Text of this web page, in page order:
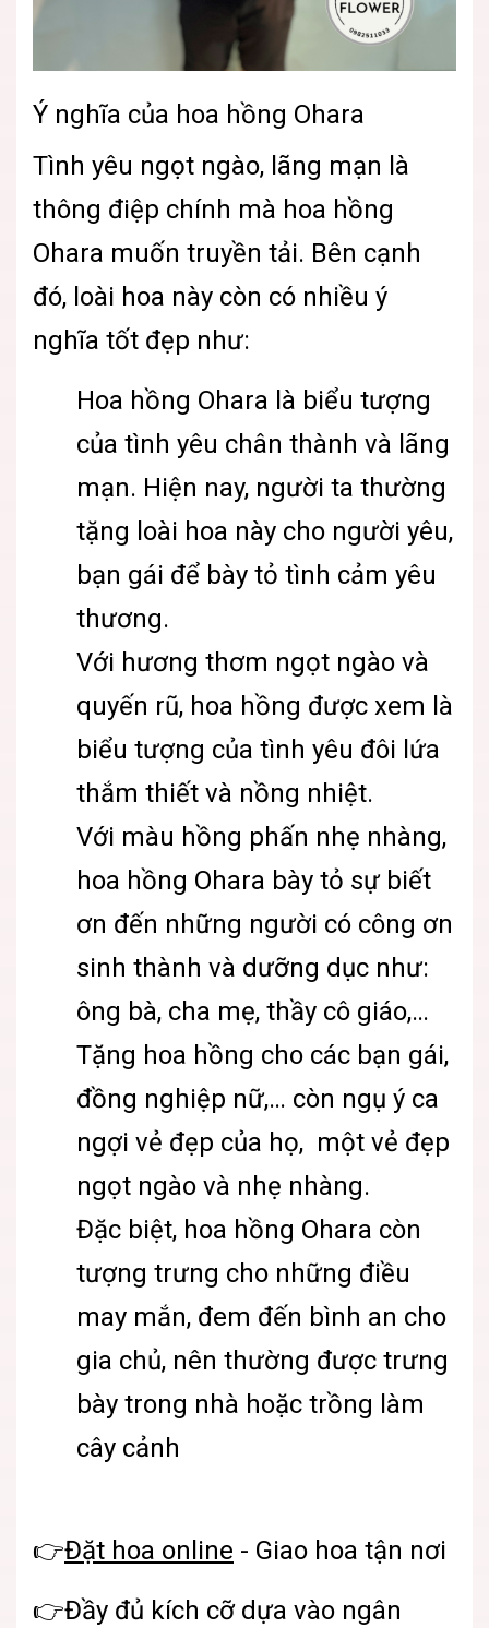
Ý nghĩa của hoa hồng Ohara
Tình yêu ngọt ngào, lãng mạn là
thông điệp chính mà hoa hồng
Ohara muốn truyền tải. Bên cạnh
đó, loài hoa này còn có nhiều ý
nghĩa tốt đẹp như:
Hoa hồng Ohara là biểu tượng
của tình yêu chân thành và lãng
mạn. Hiện nay, người ta thường
tặng loài hoa này cho người yêu,
bạn gái để bày tỏ tình cảm yêu
thương.
Với hương thơm ngọt ngào và
quyến rũ, hoa hồng được xem là
biểu tượng của tình yêu đôi lứa
thắm thiết và nồng nhiệt.
Với màu hồng phấn nhẹ nhàng,
hoa hồng Ohara bày tỏ sự biết
ơn đến những người có công ơn
sinh thành và dưỡng dục như:
ông bà, cha mẹ, thầy cô giáo,…
Tặng hoa hồng cho các bạn gái,
đồng nghiệp nữ,… còn ngụ ý ca
ngợi vẻ đẹp của họ, một vẻ đẹp
ngọt ngào và nhẹ nhàng.
Đặc biệt, hoa hồng Ohara còn
tượng trưng cho những điều
may mắn, đem đến bình an cho
gia chủ, nên thường được trưng
bày trong nhà hoặc trồng làm
cây cảnh
👉Đặt hoa online - Giao hoa tận nơi
👉Đầy đủ kích cỡ dựa vào ngân